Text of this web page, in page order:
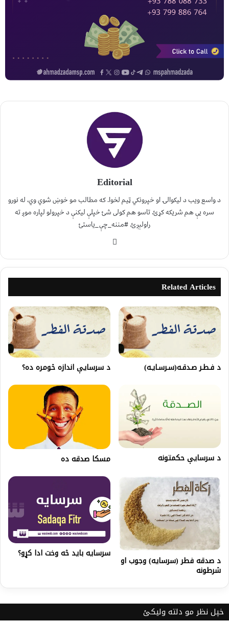
Editorial
د واسع ویب د لیکوالۍ او خپرونکي ټیم لخوا. که مطالب مو خوښ شوي وي، له نورو
سره یې هم شریکه کړئ. تاسو هم کولی شئ خپلې لیکنې د خپرولو لپاره موږ ته
راولېږئ. #مننه_چې_یاستئ
Related Articles
د فـطـر صـدقـه(سـرسـايـه) د سرسايې اندازه څومره ده؟
د سرسايې حكمتونه مسكا صدقه ده
د صدقه فطر (سرسايه) وجوب او
شرطونه
سرسایه باید څه وخت ادا کړو؟
خپل نظر مو دلته ولیکئ